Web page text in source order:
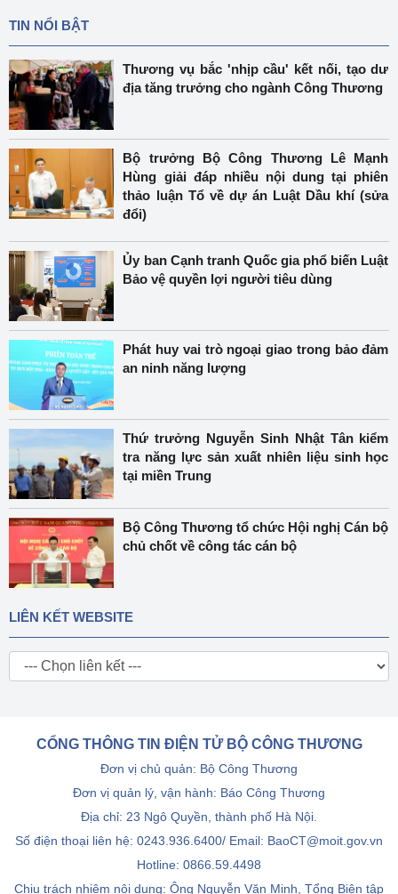
TIN NỔI BẬT
Thương vụ bắc 'nhịp cầu' kết nối, tạo dư
địa tăng trưởng cho ngành Công Thương
Bộ trưởng Bộ Công Thương Lê Mạnh
Hùng giải đáp nhiều nội dung tại phiên
thảo luận Tổ về dự án Luật Dầu khí (sửa
đổi)
Ủy ban Cạnh tranh Quốc gia phổ biến Luật
Bảo vệ quyền lợi người tiêu dùng
Phát huy vai trò ngoại giao trong bảo đảm
an ninh năng lượng
Thứ trưởng Nguyễn Sinh Nhật Tân kiểm
tra năng lực sản xuất nhiên liệu sinh học
tại miền Trung
Bộ Công Thương tổ chức Hội nghị Cán bộ
chủ chốt về công tác cán bộ
LIÊN KẾT WEBSITE
CỔNG THÔNG TIN ĐIỆN TỬ BỘ CÔNG THƯƠNG
Đơn vị chủ quản: Bộ Công Thương
Đơn vị quản lý, vận hành: Báo Công Thương
Địa chỉ: 23 Ngô Quyền, thành phố Hà Nội.
Số điện thoại liên hệ: 0243.936.6400/ Email: BaoCT@moit.gov.vn
Hotline: 0866.59.4498
Chịu trách nhiệm nội dung: Ông Nguyễn Văn Minh, Tổng Biên tập